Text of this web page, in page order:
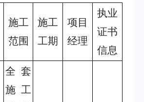
施工
范围
施工
工期
项目
经理
执业
证书
信息
全套
施工